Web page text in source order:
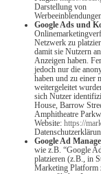
Darstellung von
Google Ads und
Netzwerk zu
damit sie Nutzern
Anzeigen haben.
jedoch nur die
haben und zu einer
weitergeleitet
sich Nutzer
House, Barrow
Amphitheatre
Website: https://
Google Ad
wie z.B. “Google
platzieren (z.B., in
Marketing Platform